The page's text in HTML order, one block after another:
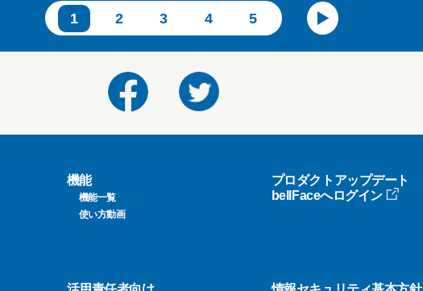
1 2 3 4 5
機能
機能一覧
使い方動画
プロダクトアップデート
bellFaceへログイン